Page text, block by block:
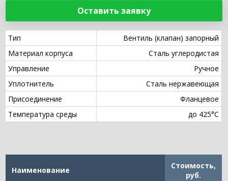
Оставить заявку
Тип
Вентиль (клапан) запорный
Материал корпуса
Сталь углеродистая
Управление
Ручное
Уплотнитель
Сталь нержавеющая
Присоединение
Фланцевое
Температура среды
до 425°С
Наименование
Стоимость,
руб.